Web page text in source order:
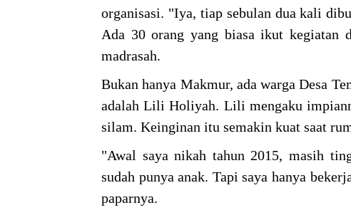
organisasi. "Iya, tiap sebulan dua kali
Ada 30 orang yang biasa ikut kegiatan
madrasah.
Bukan hanya Makmur, ada warga Desa
adalah Lili Holiyah. Lili mengaku
silam. Keinginan itu semakin kuat saat
"Awal saya nikah tahun 2015, masih
sudah punya anak. Tapi saya hanya
paparnya.